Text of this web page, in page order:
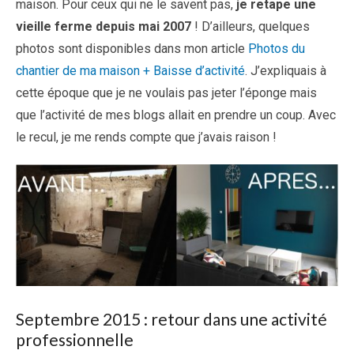
maison. Pour ceux qui ne le savent pas, je retape une
vieille ferme depuis mai 2007 ! D’ailleurs, quelques
photos sont disponibles dans mon article Photos du
chantier de ma maison + Baisse d’activité. J’expliquais à
cette époque que je ne voulais pas jeter l’éponge mais
que l’activité de mes blogs allait en prendre un coup. Avec
le recul, je me rends compte que j’avais raison !
Septembre 2015 : retour dans une activité
professionnelle